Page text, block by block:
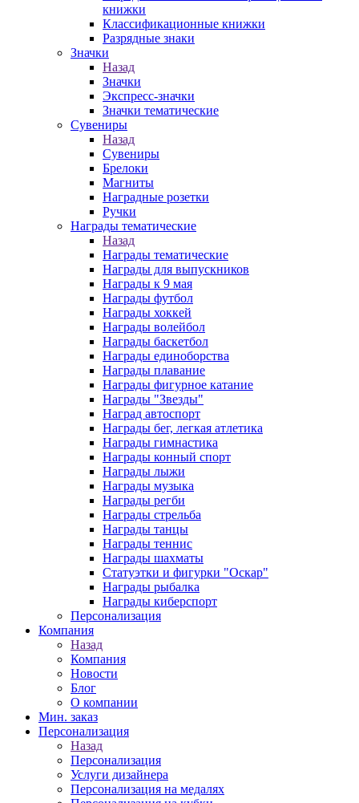
книжки
Классификационные книжки
Разрядные знаки
Значки
Назад
Значки
Экспресс-значки
Значки тематические
Сувениры
Назад
Сувениры
Брелоки
Магниты
Наградные розетки
Ручки
Награды тематические
Назад
Награды тематические
Награды для выпускников
Награды к 9 мая
Награды футбол
Награды хоккей
Награды волейбол
Награды баскетбол
Награды единоборства
Награды плавание
Награды фигурное катание
Награды "Звезды"
Наград автоспорт
Награды бег, легкая атлетика
Награды гимнастика
Награды конный спорт
Награды лыжи
Награды музыка
Награды регби
Награды стрельба
Награды танцы
Награды теннис
Награды шахматы
Статуэтки и фигурки "Оскар"
Награды рыбалка
Награды киберспорт
Персонализация
Компания
Назад
Компания
Новости
Блог
О компании
Мин. заказ
Персонализация
Назад
Персонализация
Услуги дизайнера
Персонализация на медалях